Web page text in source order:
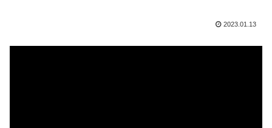
2023.01.13